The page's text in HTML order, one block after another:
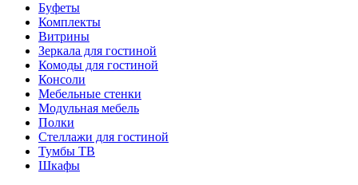
Буфеты
Комплекты
Витрины
Зеркала для гостиной
Комоды для гостиной
Консоли
Мебельные стенки
Модульная мебель
Полки
Стеллажи для гостиной
Тумбы ТВ
Шкафы